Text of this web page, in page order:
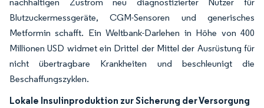
Blutzuckermessgeräte, CGM-Sensoren und generisches
Metformin schafft. Ein Weltbank-Darlehen in Höhe von 400
Millionen USD widmet ein Drittel der Mittel der Ausrüstung für
nicht übertragbare Krankheiten und beschleunigt die
Beschaffungszyklen.
Lokale Insulinproduktion zur Sicherung der Versorgung